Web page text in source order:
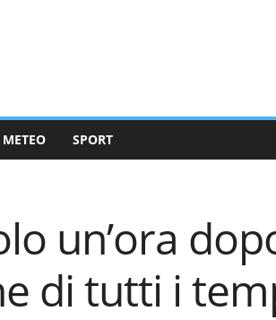
METEO SPORT
un’ora
di tutti i